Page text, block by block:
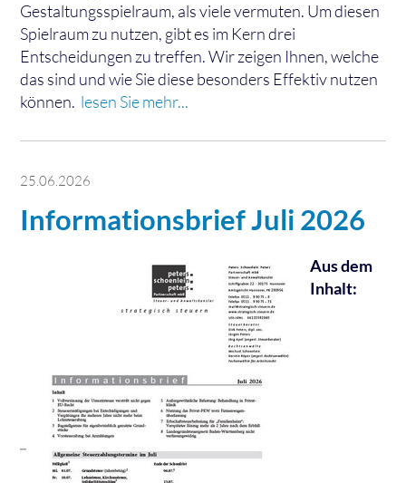
Gestaltungsspielraum, als viele vermuten. Um diesen
Spielraum zu nutzen, gibt es im Kern drei
Entscheidungen zu treffen. Wir zeigen Ihnen, welche
das sind und wie Sie diese besonders Effektiv nutzen
können. lesen Sie mehr...
25.06.2026
Informationsbrief Juli 2026
Aus dem
Inhalt: